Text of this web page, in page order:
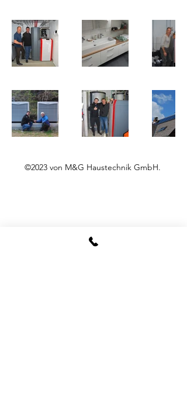
©2023 von M&G Haustechnik GmbH.